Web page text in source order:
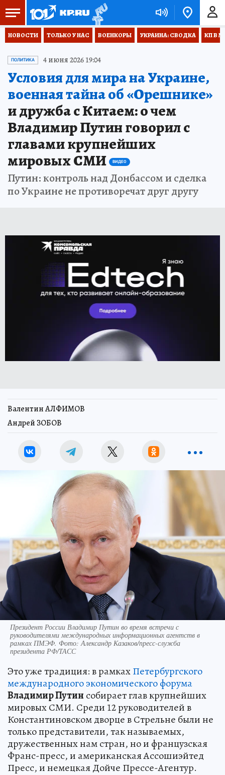
НОВОСТИ ТОЛЬКО У НАС ВОЕНКОРЫ УКРАИНА: СВОДКА КП В
ПОЛИТИКА 4 июня 2026 19:04
Условия для мира на Украине,
военная тайна об «Орешнике»
и дружба с Китаем: о чем
Владимир Путин говорил с
главами крупнейших
мировых СМИ
ВИДЕО
Путин: контроль над Донбассом и сделка
по Украине не противоречат друг другу
Валентин АЛФИМОВ
Андрей ЗОБОВ
Президент России Владимир Путин во время встречи с
руководителями международных информационных агентств в
рамках ПМЭФ. Фото: Александр Казаков/пресс-служба
президента РФ/ТАСС
Это уже традиция: в рамкахПетербургского
международного экономического форума
Владимир Путин собирает глав крупнейших
мировых СМИ. Среди 12 руководителей в
Константиновском дворце в Стрельне были не
только представители, так называемых,
дружественных нам стран, но и французская
Франс-пресс, и американская Ассошиэйтед
Пресс, и немецкая Дойче Прессе-Агентур.